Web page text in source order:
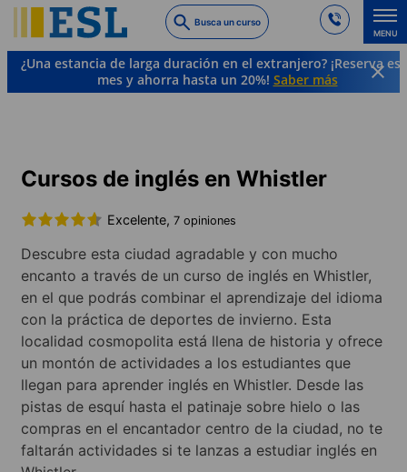
to
main
content
Busca un curso
MENU
¿Una estancia de larga duración en el extranjero? ¡Reserva
mes y ahorra hasta un 20%! Saber más
Cursos de inglés en Whistler
Excelente, 7 opiniones
Descubre esta ciudad agradable y con mucho
encanto a través de un curso de inglés en Whistler,
en el que podrás combinar el aprendizaje del idioma
con la práctica de deportes de invierno. Esta
localidad cosmopolita está llena de historia y ofrece
un montón de actividades a los estudiantes que
llegan para aprender inglés en Whistler. Desde las
pistas de esquí hasta el patinaje sobre hielo o las
compras en el encantador centro de la ciudad, no te
faltarán actividades si te lanzas a estudiar inglés en